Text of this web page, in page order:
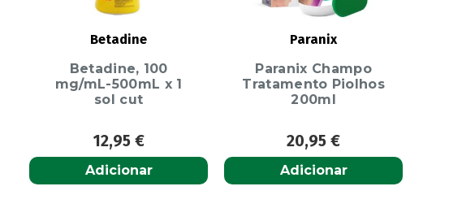
Betadine
Betadine, 100
mg/mL-500mL x 1
sol cut
12,95 €
Adicionar
Paranix
Paranix Champo
Tratamento Piolhos
200ml
20,95€
Adicionar